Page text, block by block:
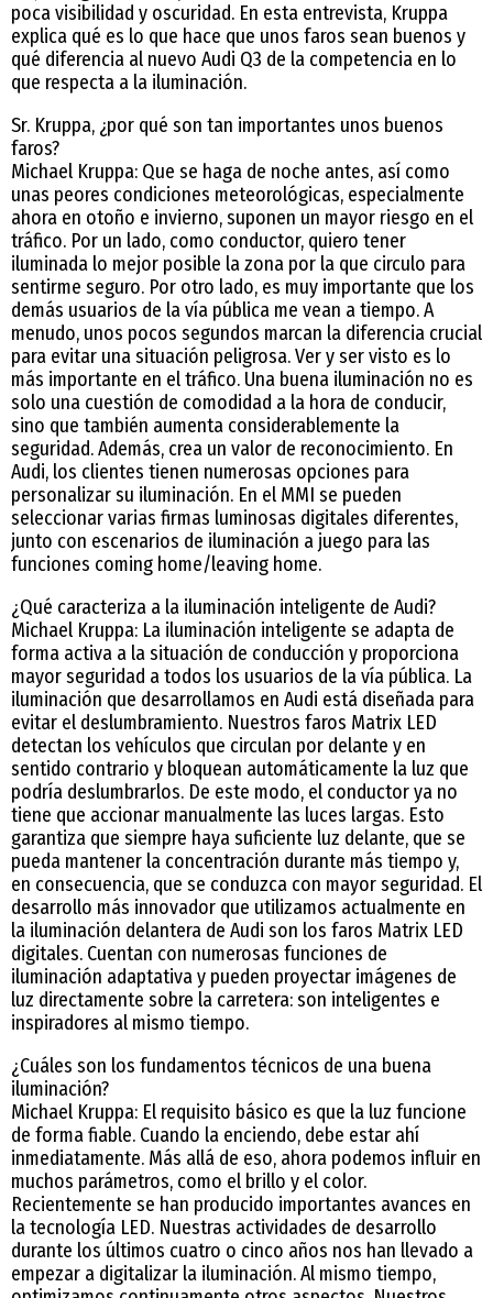
poca visibilidad y oscuridad. En esta entrevista, Kruppa
explica qué es lo que hace que unos faros sean buenos y
qué diferencia al nuevo Audi Q3 de la competencia en lo
que respecta a la iluminación.
Sr. Kruppa, ¿por qué son tan importantes unos buenos
faros?
Michael Kruppa: Que se haga de noche antes, así como
unas peores condiciones meteorológicas, especialmente
ahora en otoño e invierno, suponen un mayor riesgo en el
tráfico. Por un lado, como conductor, quiero tener
iluminada lo mejor posible la zona por la que circulo para
sentirme seguro. Por otro lado, es muy importante que los
demás usuarios de la vía pública me vean a tiempo. A
menudo, unos pocos segundos marcan la diferencia crucial
para evitar una situación peligrosa. Ver y ser visto es lo
más importante en el tráfico. Una buena iluminación no es
solo una cuestión de comodidad a la hora de conducir,
sino que también aumenta considerablemente la
seguridad. Además, crea un valor de reconocimiento. En
Audi, los clientes tienen numerosas opciones para
personalizar su iluminación. En el MMI se pueden
seleccionar varias firmas luminosas digitales diferentes,
junto con escenarios de iluminación a juego para las
funciones coming home/leaving home.
¿Qué caracteriza a la iluminación inteligente de Audi?
Michael Kruppa: La iluminación inteligente se adapta de
forma activa a la situación de conducción y proporciona
mayor seguridad a todos los usuarios de la vía pública. La
iluminación que desarrollamos en Audi está diseñada para
evitar el deslumbramiento. Nuestros faros Matrix LED
detectan los vehículos que circulan por delante y en
sentido contrario y bloquean automáticamente la luz que
podría deslumbrarlos. De este modo, el conductor ya no
tiene que accionar manualmente las luces largas. Esto
garantiza que siempre haya suficiente luz delante, que se
pueda mantener la concentración durante más tiempo y,
en consecuencia, que se conduzca con mayor seguridad. El
desarrollo más innovador que utilizamos actualmente en
la iluminación delantera de Audi son los faros Matrix LED
digitales. Cuentan con numerosas funciones de
iluminación adaptativa y pueden proyectar imágenes de
luz directamente sobre la carretera: son inteligentes e
inspiradores al mismo tiempo.
¿Cuáles son los fundamentos técnicos de una buena
iluminación?
Michael Kruppa: El requisito básico es que la luz funcione
de forma fiable. Cuando la enciendo, debe estar ahí
inmediatamente. Más allá de eso, ahora podemos influir en
muchos parámetros, como el brillo y el color.
Recientemente se han producido importantes avances en
la tecnología LED. Nuestras actividades de desarrollo
durante los últimos cuatro o cinco años nos han llevado a
empezar a digitalizar la iluminación. Al mismo tiempo,